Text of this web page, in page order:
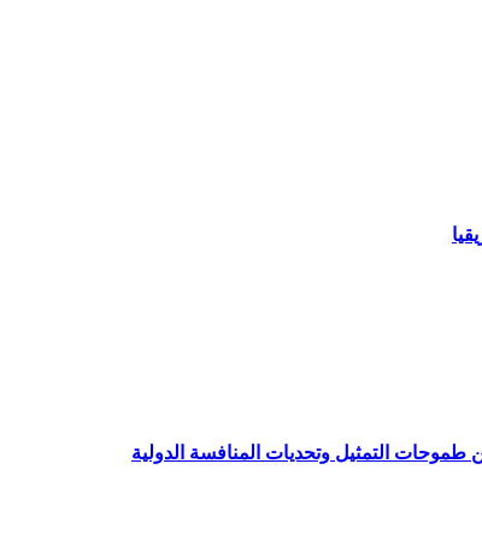
طموحات التمثيل وتحديات المنافسة الدولية